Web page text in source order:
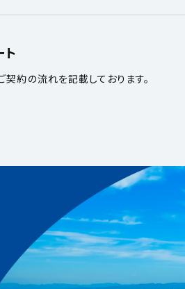
ト
約の流れを記載しております。